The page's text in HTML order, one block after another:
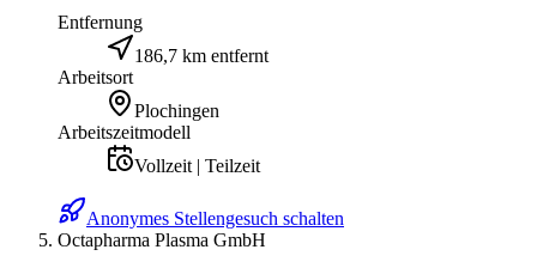
Entfernung
186,7 km entfernt
Arbeitsort
Plochingen
Arbeitszeitmodell
Vollzeit | Teilzeit
Anonymes Stellengesuch schalten
Octapharma Plasma GmbH